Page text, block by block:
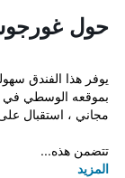
حول
يوفر هذا الفندق
بموقعه الوسطي في
مجاني ، استقبال
تتضمن هذه...
المزيد